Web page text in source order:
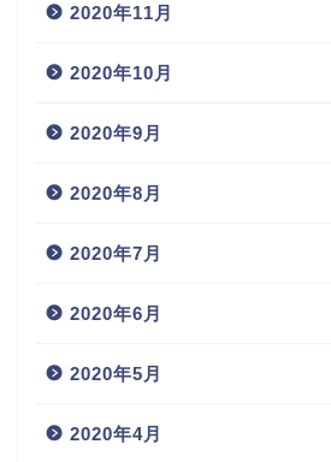
2020年11月
2020年10月
2020年9月
2020年8月
2020年7月
2020年6月
2020年5月
2020年4月